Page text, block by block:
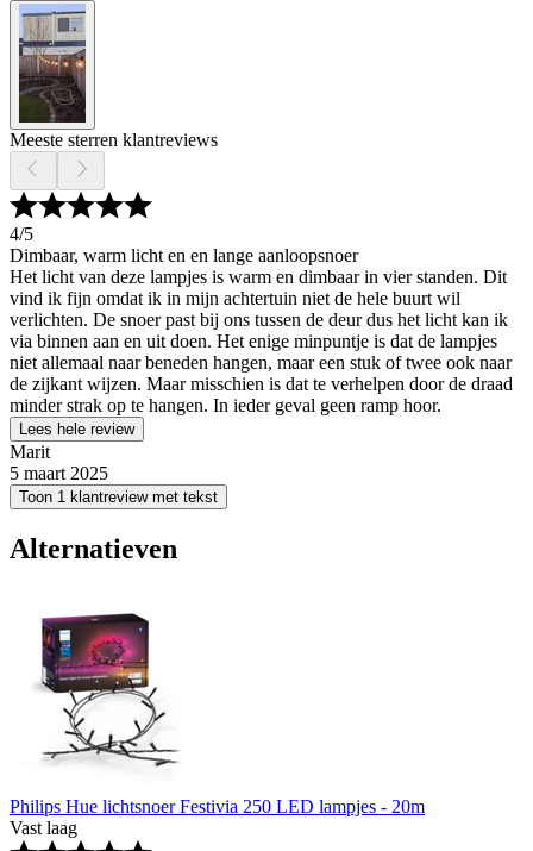
Meeste sterren klantreviews
4/5
Dimbaar, warm licht en en lange aanloopsnoer
Het licht van deze lampjes is warm en dimbaar in vier standen. Dit
vind ik fijn omdat ik in mijn achtertuin niet de hele buurt wil
verlichten. De snoer past bij ons tussen de deur dus het licht kan ik
via binnen aan en uit doen. Het enige minpuntje is dat de lampjes
niet allemaal naar beneden hangen, maar een stuk of twee ook naar
de zijkant wijzen. Maar misschien is dat te verhelpen door de draad
minder strak op te hangen. In ieder geval geen ramp hoor.
Lees hele review
Marit
5 maart 2025
Toon 1 klantreview met tekst
Alternatieven
Philips Hue lichtsnoer Festivia 250 LED lampjes - 20m
Vast laag